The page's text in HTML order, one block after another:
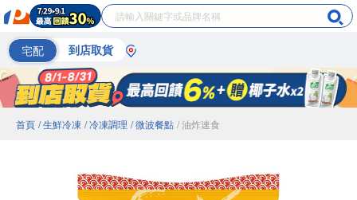
宅配 到店取貨
首頁 / 生鮮冷凍 / 冷凍調理 / 微波餐點 / 油炸速食